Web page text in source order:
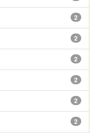
2
2
2
2
2
2